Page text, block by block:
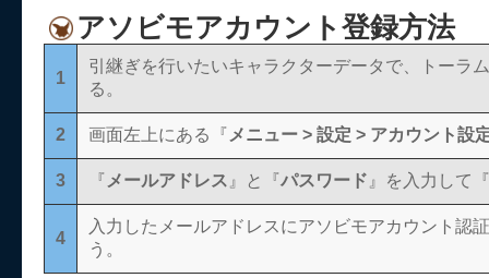
アソビモアカウント登録方法
1
引継ぎを行いたいキャラクターデータで、トーラ
る。
2 画面左上にある『 メニュー > 設定 > アカウント設
3 『 メールアドレス 』と『パスワード 』を入力して『
4
入力したメールアドレスにアソビモアカウント認
う。